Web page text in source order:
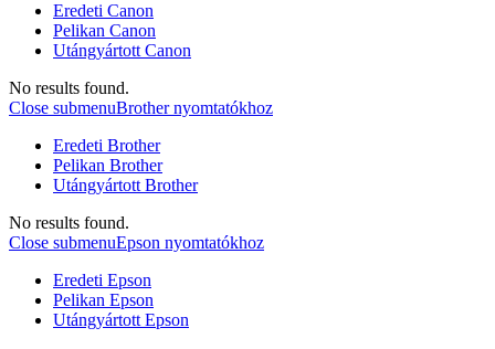
Eredeti Canon
Pelikan Canon
Utángyártott Canon
No results found.
Close submenuBrother nyomtatókhoz
Eredeti Brother
Pelikan Brother
Utángyártott Brother
No results found.
Close submenuEpson nyomtatókhoz
Eredeti Epson
Pelikan Epson
Utángyártott Epson